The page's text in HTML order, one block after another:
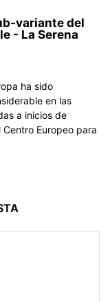
variante del
- La Serena
ha sido
en las
a inicios de
Europeo para